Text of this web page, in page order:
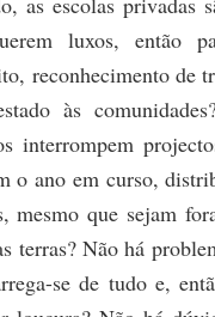
luxos, então
reconhecimento de
às
interrompem
o ano em curso,
mesmo que sejam
terras? Não há
se de tudo e,